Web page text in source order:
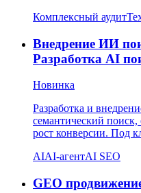
Комплексный аудит
Внедрение ИИ
Разработка AI
Новинка
Разработка и
семантический поиск,
рост конверсии. Под
AIAI-агентAI SEO
GEO